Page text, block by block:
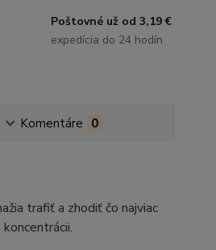
Poštovné už od 3,19 €
expedícia do 24 hodín
Komentáre 0
trafiť a zhodiť čo najviac